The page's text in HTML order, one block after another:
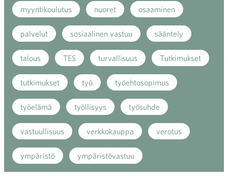
myyntikoulutus nuoret osaaminen
palvelut sosiaalinen vastuu sääntely
talous TES turvallisuus Tutkimukset
tutkimukset työ työehtosopimus
työelämä työllisyys työsuhde
vastuullisuus verkkokauppa verotus
ympäristö ympäristövastuu